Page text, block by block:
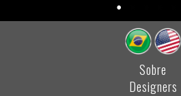
Sobre
Designers